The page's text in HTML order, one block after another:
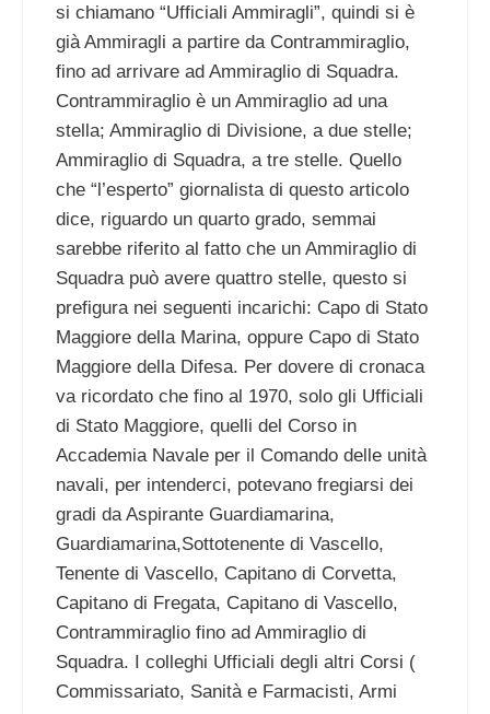
si chiamano “Ufficiali Ammiragli”, quindi si è
già Ammiragli a partire da Contrammiraglio,
fino ad arrivare ad Ammiraglio di Squadra.
Contrammiraglio è un Ammiraglio ad una
stella; Ammiraglio di Divisione, a due stelle;
Ammiraglio di Squadra, a tre stelle. Quello
che “l’esperto” giornalista di questo articolo
dice, riguardo un quarto grado, semmai
sarebbe riferito al fatto che un Ammiraglio di
Squadra può avere quattro stelle, questo si
prefigura nei seguenti incarichi: Capo di Stato
Maggiore della Marina, oppure Capo di Stato
Maggiore della Difesa. Per dovere di cronaca
va ricordato che fino al 1970, solo gli Ufficiali
di Stato Maggiore, quelli del Corso in
Accademia Navale per il Comando delle unità
navali, per intenderci, potevano fregiarsi dei
gradi da Aspirante Guardiamarina,
Guardiamarina,Sottotenente di Vascello,
Tenente di Vascello, Capitano di Corvetta,
Capitano di Fregata, Capitano di Vascello,
Contrammiraglio fino ad Ammiraglio di
Squadra. I colleghi Ufficiali degli altri Corsi (
Commissariato, Sanità e Farmacisti, Armi